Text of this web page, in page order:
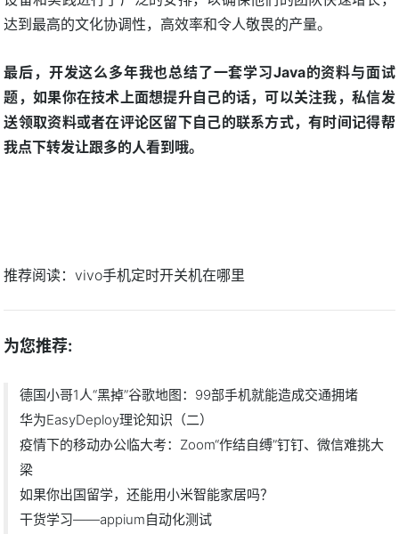
达到最高的文化协调性，高效率和令人敬畏的产量。
最后，开发这么多年我也总结了一套学习Java的资料与面试
题，如果你在技术上面想提升自己的话，可以关注我，私信发
送领取资料或者在评论区留下自己的联系方式，有时间记得帮
我点下转发让跟多的人看到哦。
推荐阅读：vivo手机定时开关机在哪里
为您推荐:
德国小哥1人“黑掉”谷歌地图：99部手机就能造成交通拥堵
华为EasyDeploy理论知识（二）
疫情下的移动办公临大考：Zoom“作结自缚”钉钉、微信难挑大
梁
如果你出国留学，还能用小米智能家居吗？
干货学习——appium自动化测试